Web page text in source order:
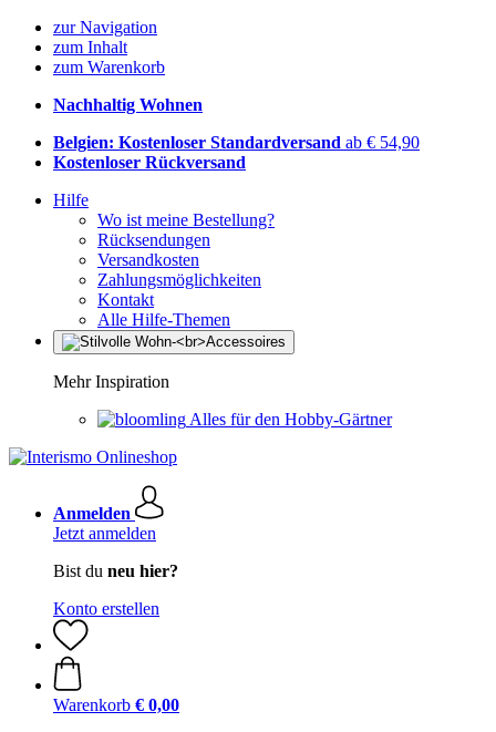
zur Navigation
zum Inhalt
zum Warenkorb
Nachhaltig Wohnen
Belgien: Kostenloser Standardversand ab € 54,90
Kostenloser Rückversand
Hilfe
Wo ist meine Bestellung?
Rücksendungen
Versandkosten
Zahlungsmöglichkeiten
Kontakt
Alle Hilfe-Themen
Mehr Inspiration
Alles für den Hobby-Gärtner
Anmelden
Jetzt anmelden
Bist du neu hier?
Konto erstellen
Warenkorb € 0,00